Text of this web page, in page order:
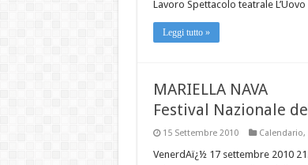
Lavoro Spettacolo teatrale
Leggi tutto »
MARIELLA NAVA
Festival Nazionale
15 Settembre 2010 Calendario,
VenerdAï¿½ 17 settembre 2010